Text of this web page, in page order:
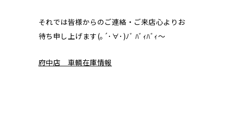
それでは皆様からのご連絡・ご来店心よりお
待ち申し上げます(｡´･∀･)ﾉﾞ ﾊﾞｨﾊﾞｨ～
府中店 車輌在庫情報